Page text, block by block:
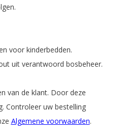
voor kinderbedden.
uit verantwoord bosbeheer.
van de klant. Door deze
Controleer uw bestelling
Algemene voorwaarden.